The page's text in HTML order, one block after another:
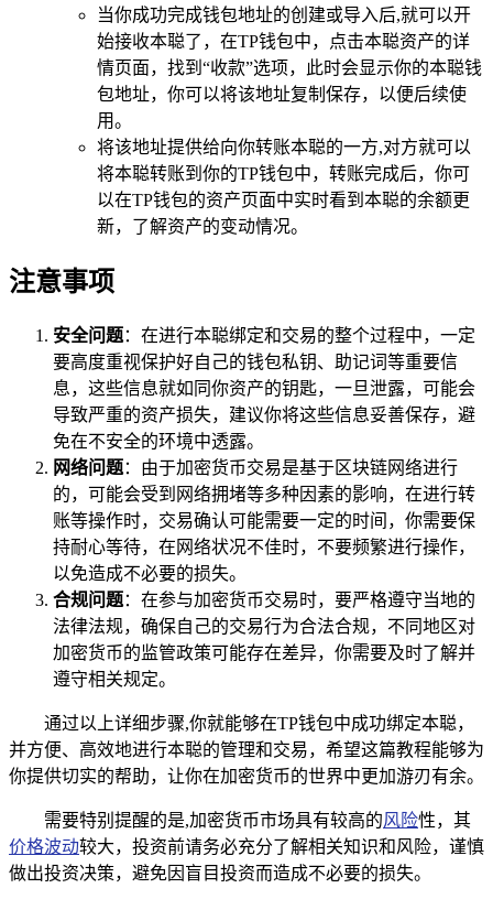
当你成功完成钱包地址的创建或导入后,就可以开
始接收本聪了，在TP钱包中，点击本聪资产的详
情页面，找到“收款”选项，此时会显示你的本聪钱
包地址，你可以将该地址复制保存，以便后续使
用。
将该地址提供给向你转账本聪的一方,对方就可以
将本聪转账到你的TP钱包中，转账完成后，你可
以在TP钱包的资产页面中实时看到本聪的余额更
新，了解资产的变动情况。
注意事项
安全问题：在进行本聪绑定和交易的整个过程中，一定
要高度重视保护好自己的钱包私钥、助记词等重要信
息，这些信息就如同你资产的钥匙，一旦泄露，可能会
导致严重的资产损失，建议你将这些信息妥善保存，避
免在不安全的环境中透露。
网络问题：由于加密货币交易是基于区块链网络进行
的，可能会受到网络拥堵等多种因素的影响，在进行转
账等操作时，交易确认可能需要一定的时间，你需要保
持耐心等待，在网络状况不佳时，不要频繁进行操作，
以免造成不必要的损失。
合规问题：在参与加密货币交易时，要严格遵守当地的
法律法规，确保自己的交易行为合法合规，不同地区对
加密货币的监管政策可能存在差异，你需要及时了解并
遵守相关规定。
通过以上详细步骤,你就能够在TP钱包中成功绑定本聪，
并方便、高效地进行本聪的管理和交易，希望这篇教程能够为
你提供切实的帮助，让你在加密货币的世界中更加游刃有余。
需要特别提醒的是,加密货币市场具有较高的风险性，其
价格波动较大，投资前请务必充分了解相关知识和风险，谨慎
做出投资决策，避免因盲目投资而造成不必要的损失。